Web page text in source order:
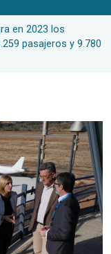
en 2023 los
pasajeros y 9.780